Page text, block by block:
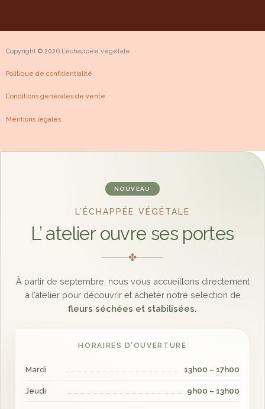
Copyright © 2026 L’échappée végétale
Politique de confidentialité
Conditions générales de vente
Mentions légales
NOUVEAU
L’ÉCHAPPÉE VÉGÉTALE
L’ atelier ouvre ses portes
✤
À partir de septembre, nous vous accueillons directement
à l’atelier pour découvrir et acheter notre sélection de
fleurs séchées et stabilisées.
HORAIRES D’OUVERTURE
Mardi 13h00 – 17h00
Jeudi 9h00 – 13h00